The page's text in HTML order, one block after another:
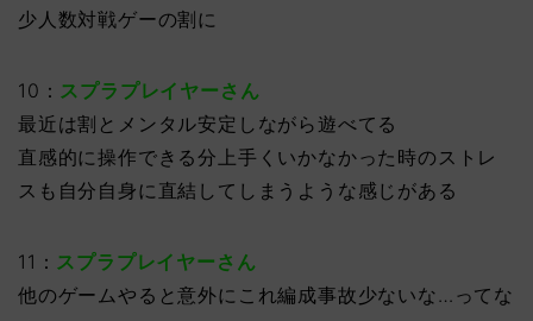
少人数対戦ゲーの割に
10： スプラプレイヤーさん
最近は割とメンタル安定しながら遊べてる
直感的に操作できる分上手くいかなかった時のストレ
スも自分自身に直結してしまうような感じがある
11： スプラプレイヤーさん
他のゲームやると意外にこれ編成事故少ないな…ってな